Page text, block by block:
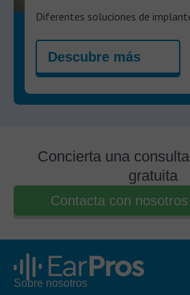
Diferentes soluciones de
Descubre más
Concierta una
gratuita
Contacta con nosotros
Sobre nosotros